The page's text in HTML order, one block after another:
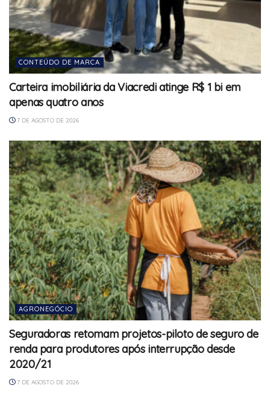
CONTEÚDO DE MARCA
Carteira imobiliária da Viacredi atinge R$ 1 bi em
apenas quatro anos
7 DE AGOSTO DE 2026
AGRONEGÓCIO
Seguradoras retomam projetos-piloto de seguro de
renda para produtores após interrupção desde
2020/21
7 DE AGOSTO DE 2026